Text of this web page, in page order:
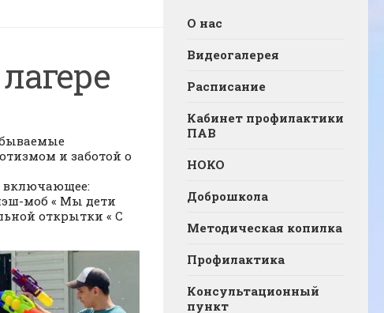
и заботой о
включающее:
моб « Мы дети
открытки « С
О нас
Видеогалерея
Расписание
Кабинет профилактики
ПАВ
НОКО
Доброшкола
Методическая копилка
Профилактика
Консультационный
пункт